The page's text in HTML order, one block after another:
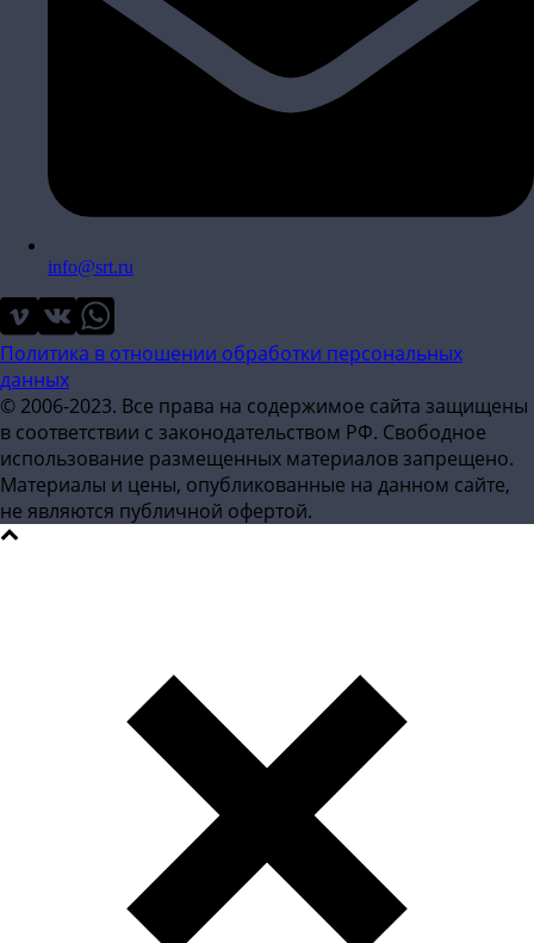
info@srt.ru
Политика в отношении обработки персональных
данных
© 2006-2023. Все права на содержимое сайта защищены
в соответствии с законодательством РФ. Свободное
использование размещенных материалов запрещено.
Материалы и цены, опубликованные на данном сайте,
не являются публичной офертой.